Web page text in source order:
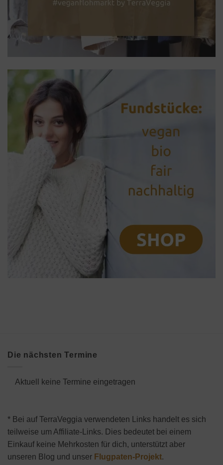
Die nächsten Termine
Aktuell keine Termine eingetragen
* Bei auf TerraVeggia verwendeten Links handelt es sich
teilweise um Affiliate-Links. Dies bedeutet bei einem
Einkauf keine Mehrkosten für dich, unterstützt aber
unseren Blog und unser Flugpaten-Projekt.